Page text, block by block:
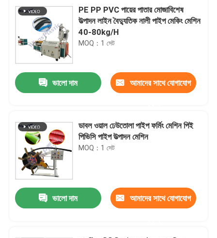
PE PP PVC পায়ের পাতার মোজাবিশেষ
উত্পাদন লাইন বৈদ্যুতিক নালী পাইপ মেকিং মেশিন
40-80kg/H
MOQ：1 সেট
ভালো দাম আমাদের সাথে যোগাযোগ
ডাবল ওয়াল ঢেউতোলা পাইপ ফর্মিং মেশিন পিই
পিভিসি পাইপ উত্পাদন মেশিন
MOQ：1 সেট
ভালো দাম আমাদের সাথে যোগাযোগ